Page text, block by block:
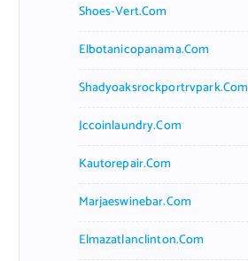
Shoes-Vert.com
Elbotanicopanama.com
Shadyoaksrockportrvpark.com
Jccoinlaundry.com
Kautorepair.com
Marjaeswinebar.com
Elmazatlanclinton.com